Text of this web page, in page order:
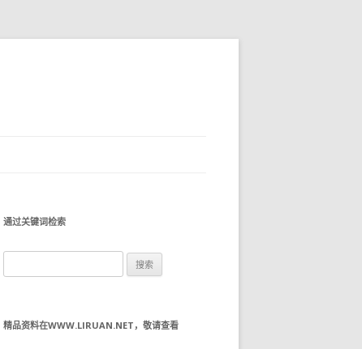
通过关键词检索
索：
精品资料在WWW.LIRUAN.NET，敬请查看